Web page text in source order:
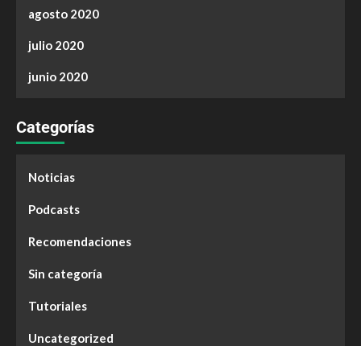
agosto 2020
julio 2020
junio 2020
Categorías
Noticias
Podcasts
Recomendaciones
Sin categoría
Tutoriales
Uncategorized